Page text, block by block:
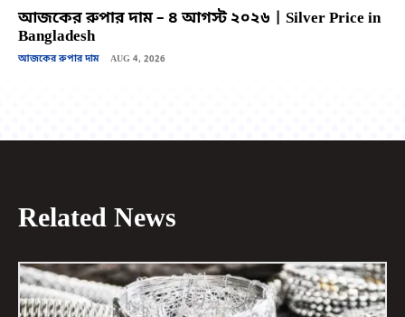
আজকের রুপার দাম – ৪ আগস্ট ২০২৬ | Silver Price in
Bangladesh
আজকের রুপার দাম AUG 4, 2026
Related News